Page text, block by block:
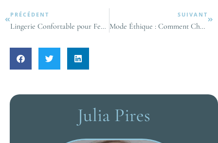
PRÉCÉDENT
Lingerie Confortable pour Femmes: Allier Style et Bien-Être au Quotidien
SUIVANT
Mode Éthique : Comment Choisir des Vêtements pour Femmes Respectueux de la Planète
Julia Pires